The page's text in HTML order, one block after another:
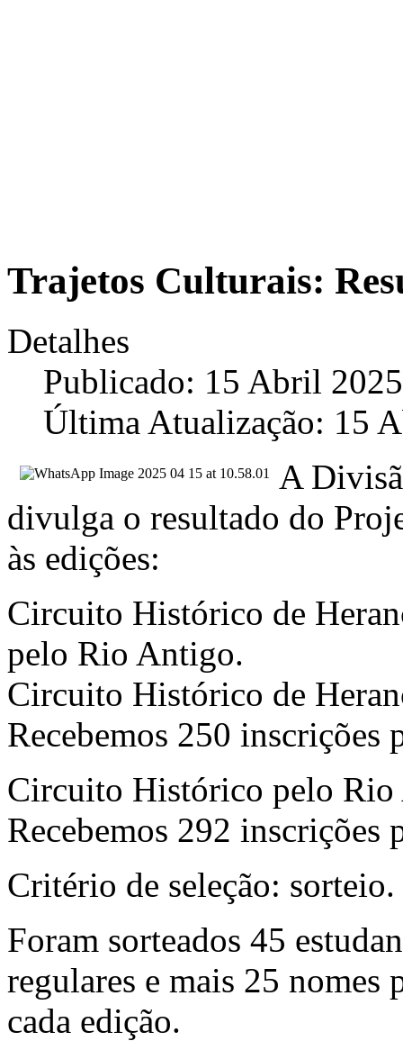
Trajetos Culturais:
Detalhes
Publicado: 15 Abril 2025
Última Atualização: 15
A
divulga o resultado do
às edições:
Circuito Histórico de
pelo Rio Antigo.
Circuito Histórico de
Recebemos 250 inscrições
Circuito Histórico pelo
Recebemos 292 inscrições
Critério de seleção: sorteio.
Foram sorteados 45
regulares e mais 25 nomes
cada edição.